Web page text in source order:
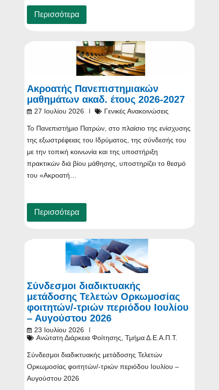
Περισσότερα
Ακροατής Πανεπιστημιακών
μαθημάτων ακαδ. έτους 2026-2027
27 Ιουλίου 2026 Γενικές Ανακοινώσεις
Το Πανεπιστήμιο Πατρών, στο πλαίσιο της ενίσχυσης
της εξωστρέφειας του Ιδρύματος, της σύνδεσής του
με την τοπική κοινωνία και της υποστήριξη
πρακτικών διά βίου μάθησης, υποστηρίζει το θεσμό
του «Ακροατή…
Περισσότερα
Σύνδεσμοι διαδικτυακής
μετάδοσης Τελετών Ορκωμοσίας
φοιτητών/-τριών περιόδου Ιουλίου
– Αυγούστου 2026
23 Ιουλίου 2026
Ανώτατη Διάρκεια Φοίτησης Τμήμα Δ.Ε.Α.Π.Τ.
Σύνδεσμοι διαδικτυακής μετάδοσης Τελετών
Ορκωμοσίας φοιτητών/-τριών περιόδου Ιουλίου –
Αυγούστου 2026